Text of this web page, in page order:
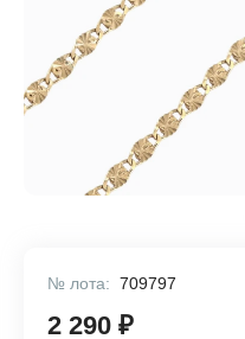
№ лота: 709797
2 290 ₽